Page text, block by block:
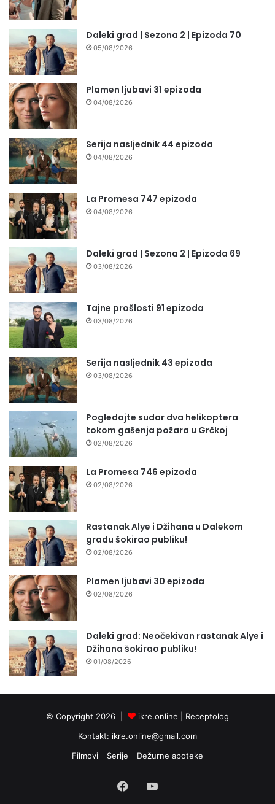
Daleki grad | Sezona 2 | Epizoda 70
05/08/2026
Plamen ljubavi 31 epizoda
04/08/2026
Serija nasljednik 44 epizoda
04/08/2026
La Promesa 747 epizoda
04/08/2026
Daleki grad | Sezona 2 | Epizoda 69
03/08/2026
Tajne prošlosti 91 epizoda
03/08/2026
Serija nasljednik 43 epizoda
03/08/2026
Pogledajte sudar dva helikoptera
tokom gašenja požara u Grčkoj
02/08/2026
La Promesa 746 epizoda
02/08/2026
Rastanak Alye i Džihana u Dalekom
gradu šokirao publiku!
02/08/2026
Plamen ljubavi 30 epizoda
02/08/2026
Daleki grad: Neočekivan rastanak Alye i
Džihana šokirao publiku!
01/08/2026
© Copyright 2026 | ikre.online | Receptolog
Kontakt: ikre.online@gmail.com
Filmovi
Serije Dežurne apoteke
FacebookYouTube